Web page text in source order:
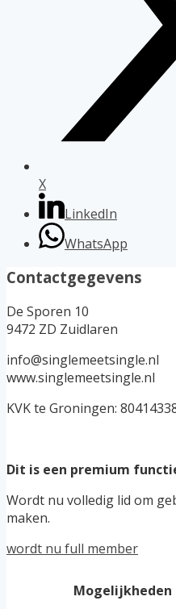
X
LinkedIn
WhatsApp
Contactgegevens
De Sporen 10
9472 ZD Zuidlaren
info@singlemeetsingle.nl
www.singlemeetsingle.nl
KVK te Groningen:
Dit is een premium
Wordt nu volledig lid om
maken.
wordt nu full member
Mogelijkheden